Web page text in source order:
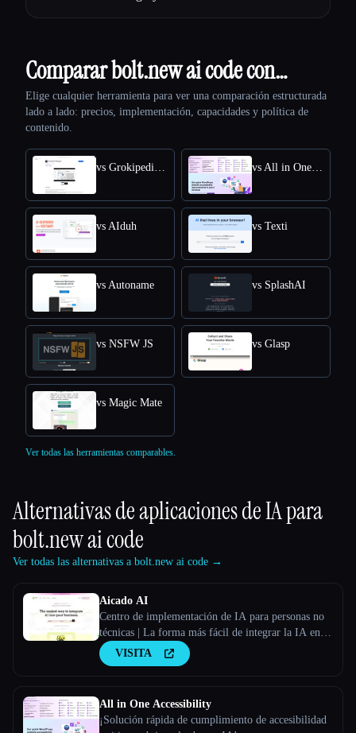
Comparar bolt.new ai code con…
Elige cualquier herramienta para ver una comparación estructurada
lado a lado: precios, implementación, capacidades y política de
contenido.
vs Grokipedia VS Wikipedia vs All in One Accessibility
vs AIduh vs Texti
vs Autoname vs SplashAI
vs NSFW JS vs Glasp
vs Magic Mate
Ver todas las herramientas comparables.
Alternativas de aplicaciones de IA para
bolt.new ai code
Ver todas las alternativas a bolt.new ai code →
Aicado AI
Centro de implementación de IA para personas no
técnicas | La forma más fácil de integrar la IA en tu
negocioVISITA
All in One Accessibility
¡Solución rápida de cumplimiento de accesibilidad